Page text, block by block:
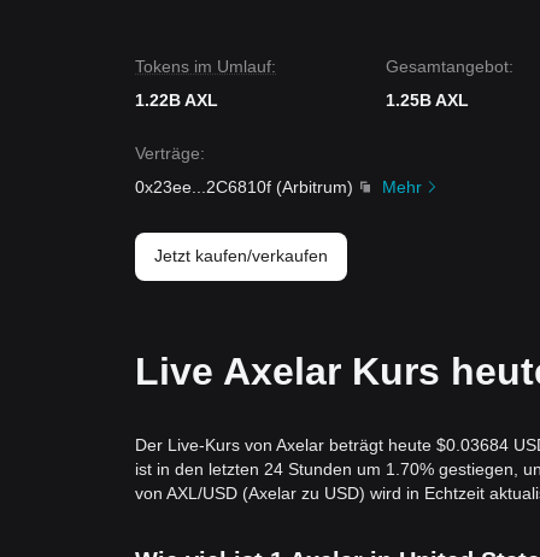
Tokens im Umlauf:
1.22B AXL
Gesamtangebot:
1.25B AXL
Verträge:
0x23ee
2C6810f (Arbitrum) Mehr
Jetzt kaufen/verkaufen
Live Axelar Kurs
Der Live-Kurs von Axelar beträgt heute $0.03684
ist in den letzten 24 Stunden um 1.70% gestiegen,
von AXL/USD (Axelar zu USD) wird in Echtzeit